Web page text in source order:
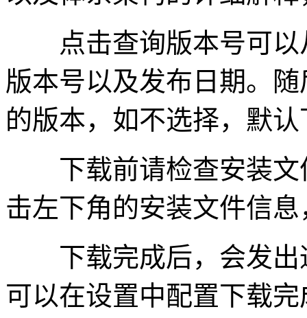
点击查询版本号可以
版本号以及发布日期。
的版本，如不选择，默
下载前请检查安装文
击左下角的安装文件信
下载完成后，会发出
可以在设置中配置下载